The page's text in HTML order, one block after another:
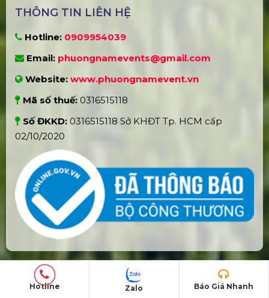
THÔNG TIN LIÊN HỆ
Hotline: 0909954039
Email: phuongnamevents@gmail.com
Website: www.phuongnamevent.vn
Mã số thuế: 0316515118
Số ĐKKD: 0316515118 Sở KHĐT Tp. HCM cấp
02/10/2020
SẢN PHẨM - DỊCH VỤ
Hotline Báo Giá Nhanh
Zalo